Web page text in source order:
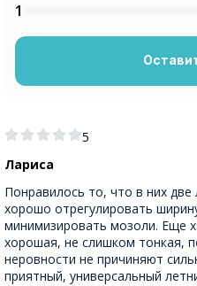
5
Лариса
Понравилось то, что в них
хорошо отрегулировать
минимизировать мозоли. Еще
хорошая, не слишком тонкая,
неровности не причиняют
приятный, универсальный
1